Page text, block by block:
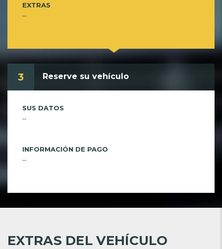
EXTRAS
--
3 Reserve su vehículo
SUS DATOS
--
INFORMACIÓN DE PAGO
--
EXTRAS DEL VEHÍCULO